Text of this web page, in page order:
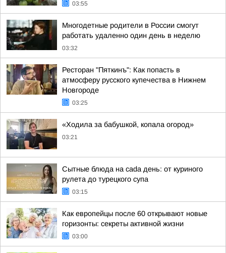
03:55
Многодетные родители в России смогут
работать удаленно один день в неделю
03:32
Ресторан "Пяткинъ": Как попасть в
атмосферу русского купечества в Нижнем
Новгороде
03:25
«Ходила за бабушкой, копала огород»
03:21
Сытные блюда на cada день: от куриного
рулета до турецкого супа
03:15
Как европейцы после 60 открывают новые
горизонты: секреты активной жизни
03:00